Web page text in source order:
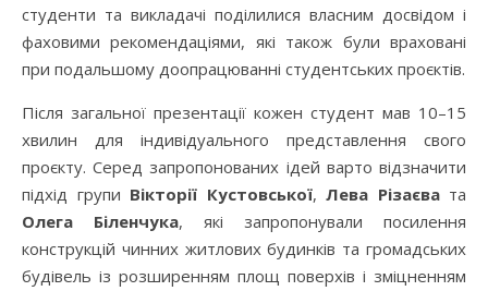
студенти та викладачі поділилися власним досвідом і
фаховими рекомендаціями, які також були враховані
при подальшому доопрацюванні студентських проєктів.
Після загальної презентації кожен студент мав 10–15
хвилин для індивідуального представлення свого
проєкту. Серед запропонованих ідей варто відзначити
підхід групи Вікторії Кустовської, Лева Різаєвата
Олега Біленчука, які запропонували посилення
конструкцій чинних житлових будинків та громадських
будівель із розширенням площ поверхів і зміцненням